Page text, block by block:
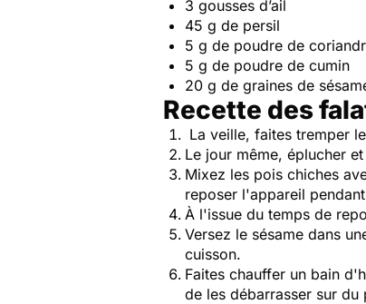
3 gousses d’ail
45 g de persil
5 g de poudre de
5 g de poudre de cumin
20 g de graines de
Recette des
La veille, faites tremper
Le jour même, éplucher
Mixez les pois chiches
reposer l'appareil pendant
À l'issue du temps de
Versez le sésame dans
cuisson.
Faites chauffer un bain
de les débarrasser sur du